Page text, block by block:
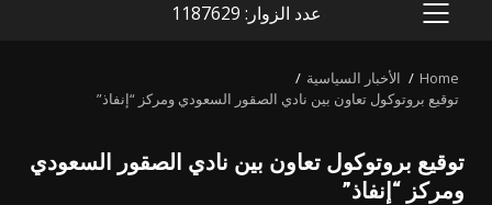
PRIMARY
عدد الزوار: 1187629
Home
الأخبار السياسية
توقيع بروتوكول تعاون بين نادي الصقور السعودي ومركز “إنفاذ”
توقيع بروتوكول تعاون بين نادي الصقور السعودي
ومركز “إنفاذ”